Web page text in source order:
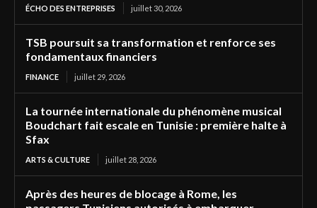
ÉCHO DES ENTREPRISES juillet 30, 2026
TSB poursuit sa transformation et renforce ses
fondamentaux financiers
FINANCE juillet 29, 2026
La tournée internationale du phénomène musical
Boudchart fait escale en Tunisie : première halte à
Sfax
ARTS & CULTURE juillet 28, 2026
Après des heures de blocage à Rome, les